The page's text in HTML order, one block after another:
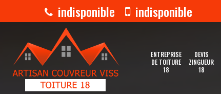
indisponible indisponible
ENTREPRISE
DE TOITURE
18
DEVIS
ZINGUEUR
18